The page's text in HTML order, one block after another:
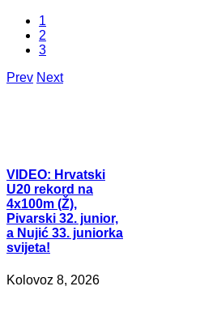
1
2
3
Prev Next
VIDEO: Hrvatski
U20 rekord na
4x100m (Ž),
Pivarski 32. junior,
a Nujić 33. juniorka
svijeta!
Kolovoz 8, 2026